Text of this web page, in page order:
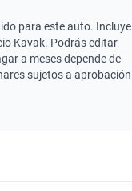
para este auto. Incluye
Kavak. Podrás editar
a meses depende de
sujetos a aprobación